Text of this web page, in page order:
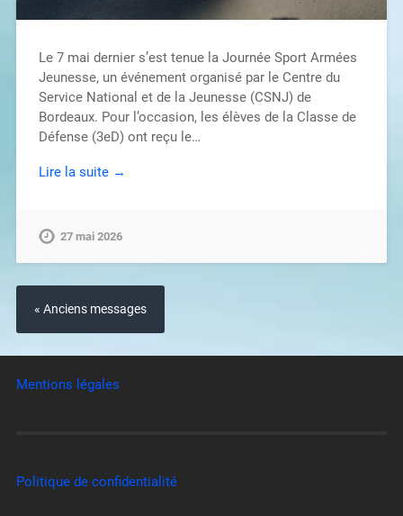
Le 7 mai dernier s’est tenue la Journée Sport Armées
Jeunesse, un événement organisé par le Centre du
Service National et de la Jeunesse (CSNJ) de
Bordeaux. Pour l’occasion, les élèves de la Classe de
Défense (3eD) ont reçu le…
Lire la suite →
27 mai 2026
« Anciens messages
Mentions légales
Politique de confidentialité